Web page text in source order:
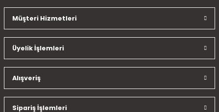
Ürün resmi kalitesiz, bozuk veya görüntülenemiyor.
Ürün açıklamasında eksik bilgiler bulunuyor.
Ürün fiyatı diğer sitelerden daha pahalı.
Bu ürüne benzer farklı alternatifler olmalı.
Müşteri Hizmetleri
Üyelik İşlemleri
Alışveriş
Sipariş İşlemleri